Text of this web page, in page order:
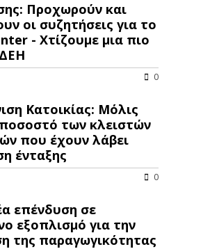
Προχωρούν και
οι συζητήσεις για το
- Χτίζουμε μια πιο
0
Κατοικίας: Μόλις
των κλειστών
που έχουν λάβει
ένταξης
0
επένδυση σε
εξοπλισμό για την
της παραγωγικότητας